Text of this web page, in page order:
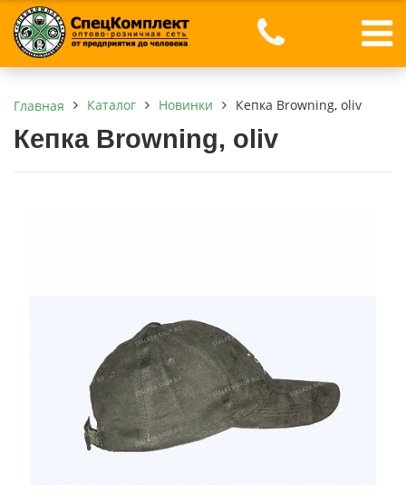
Главная Каталог Новинки Кепка Browning, oliv
Кепка Browning, oliv